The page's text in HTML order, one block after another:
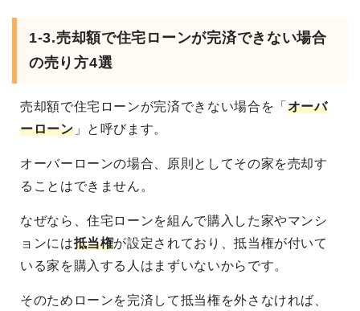
1-3.売却額で住宅ローンが完済できない場合
の売り方4選
売却額で住宅ローンが完済できない場合を「 オーバ
ーローン」と呼びます。
オーバーローンの場合、原則としてその家を売却す
ることはできません。
なぜなら、住宅ローンを組んで購入した家やマンシ
ョンには抵当権が設定されており、抵当権が付いて
いる家を購入する人はまずいないからです。
そのためローンを完済して抵当権を外さなければ、